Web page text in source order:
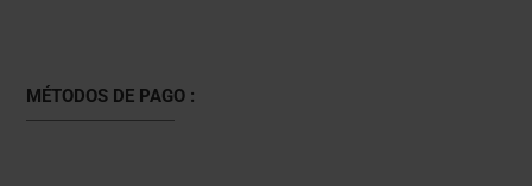
MÉTODOS DE PAGO :